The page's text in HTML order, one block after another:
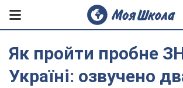
Як пройти пробне
Україні: озвучено